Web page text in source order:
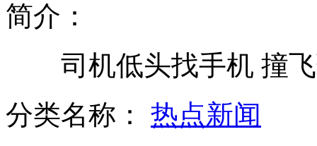
林书豪加盟 火箭季票销售跃榜首
简介：
司机低头找手机 撞飞
分类名称： 热点新闻